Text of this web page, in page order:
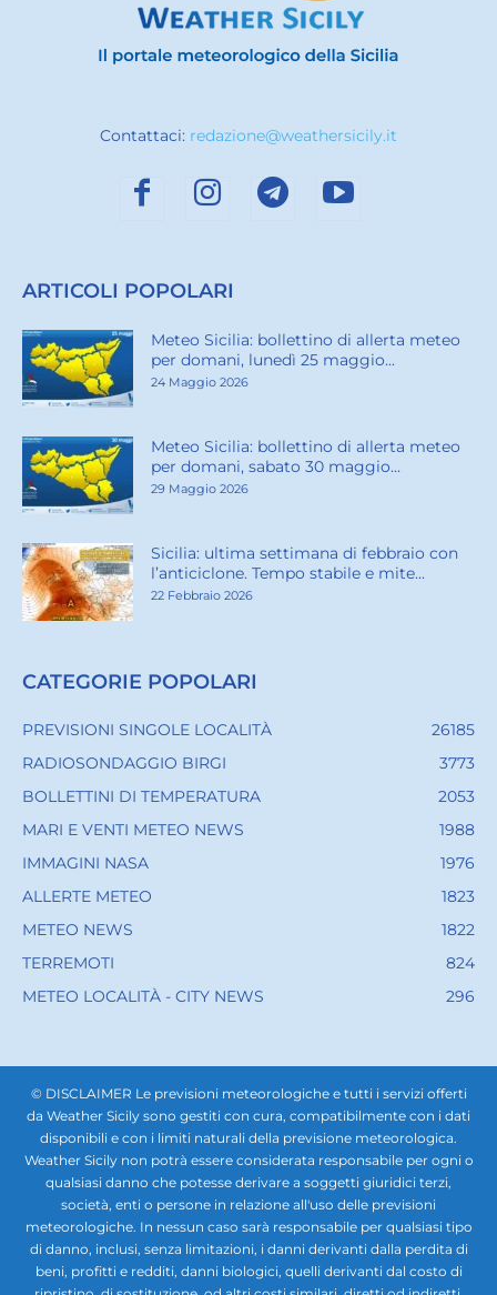
Contattaci: redazione@weathersicily.it
ARTICOLI POPOLARI
Meteo Sicilia: bollettino di allerta meteo
per domani, lunedì 25 maggio...
24 Maggio 2026
Meteo Sicilia: bollettino di allerta meteo
per domani, sabato 30 maggio...
29 Maggio 2026
Sicilia: ultima settimana di febbraio con
l’anticiclone. Tempo stabile e mite...
22 Febbraio 2026
CATEGORIE POPOLARI
PREVISIONI SINGOLE LOCALITÀ
26185
RADIOSONDAGGIO BIRGI
3773
BOLLETTINI DI TEMPERATURA
2053
MARI E VENTI METEO NEWS
1988
IMMAGINI NASA
1976
ALLERTE METEO
1823
METEO NEWS
1822
TERREMOTI
824
METEO LOCALITÀ - CITY NEWS
296
© DISCLAIMER Le previsioni meteorologiche e tutti i servizi offerti
da Weather Sicily sono gestiti con cura, compatibilmente con i dati
disponibili e con i limiti naturali della previsione meteorologica.
Weather Sicily non potrà essere considerata responsabile per ogni o
qualsiasi danno che potesse derivare a soggetti giuridici terzi,
società, enti o persone in relazione all'uso delle previsioni
meteorologiche. In nessun caso sarà responsabile per qualsiasi tipo
di danno, inclusi, senza limitazioni, i danni derivanti dalla perdita di
beni, profitti e redditi, danni biologici, quelli derivanti dal costo di